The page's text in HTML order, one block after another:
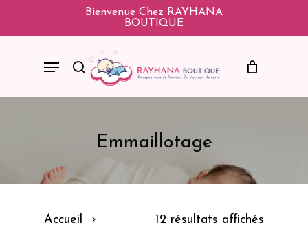
Bienvenue Chez RAYHANA
BOUTIQUE
Search
Menu
Emmaillotage
12 résultats affichés
Accueil